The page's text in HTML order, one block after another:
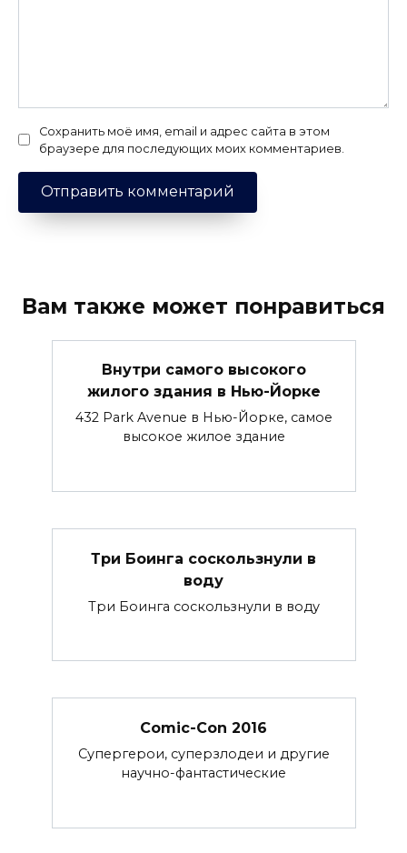
Сохранить моё имя, email и адрес сайта в этом
браузере для последующих моих комментариев.
Вам также может понравиться
Внутри самого высокого
жилого здания в Нью-Йорке
432 Park Avenue в Нью-Йорке, самое
высокое жилое здание
Три Боинга соскользнули в
воду
Три Боинга соскользнули в воду
Comic-Con 2016
Супергерои, суперзлодеи и другие
научно-фантастические